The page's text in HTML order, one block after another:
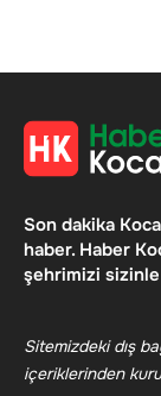
Son dakika
haber. Haber
şehrimizi
Sitemizdeki dış
içeriklerinden